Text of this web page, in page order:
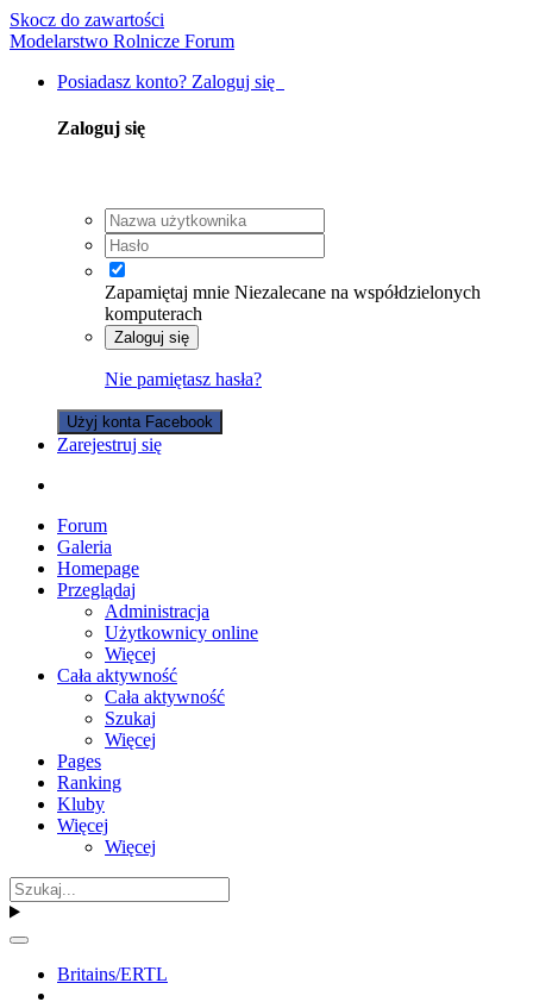
Skocz do zawartości
Modelarstwo Rolnicze Forum
Posiadasz konto? Zaloguj się
Zaloguj się
Zapamiętaj mnie Niezalecane na współdzielonych
komputerach
Zaloguj się
Nie pamiętasz hasła?
Użyj konta Facebook
Zarejestruj się
Forum
Galeria
Homepage
Przeglądaj
Administracja
Użytkownicy online
Więcej
Cała aktywność
Cała aktywność
Szukaj
Więcej
Pages
Ranking
Kluby
Więcej
Więcej
Britains/ERTL